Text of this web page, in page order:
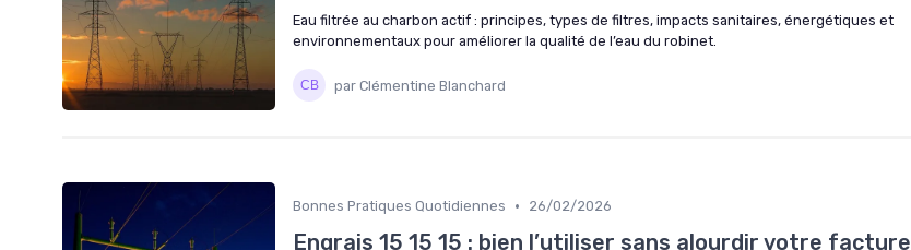
Eau filtrée au charbon actif : principes, types de filtres, impacts sanitaires, énergétiques et
environnementaux pour améliorer la qualité de l’eau du robinet.
par Clémentine Blanchard
Bonnes Pratiques Quotidiennes • 26/02/2026
Engrais 15 15 15 : bien l’utiliser sans alourdir votre facture